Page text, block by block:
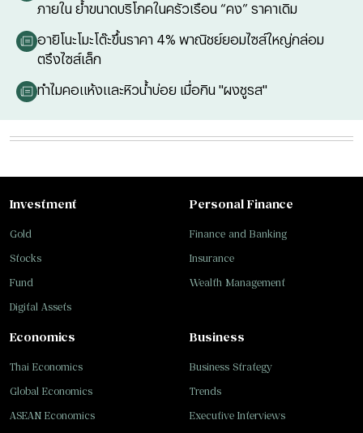
ภายใน ย้ำขนาดบริโภคในครัวเรือน “คง” ราคาเดิม
อายิโนะโมะโต๊ะขึ้นราคา 4% พาณิชย์ยอมไซส์ใหญ่กล่อม
ตรึงไซส์เล็ก
ทำไมคอแห้งและหิวน้ำบ่อย เมื่อกิน "ผงชูรส"
Investment
Gold
Stocks
Fund
Digital Assets
Personal Finance
Finance and Banking
Insurance
Wealth Management
Business
Business Strategy
Trends
Executive Interviews
Economics
Thai Economics
Global Economics
ASEAN Economics